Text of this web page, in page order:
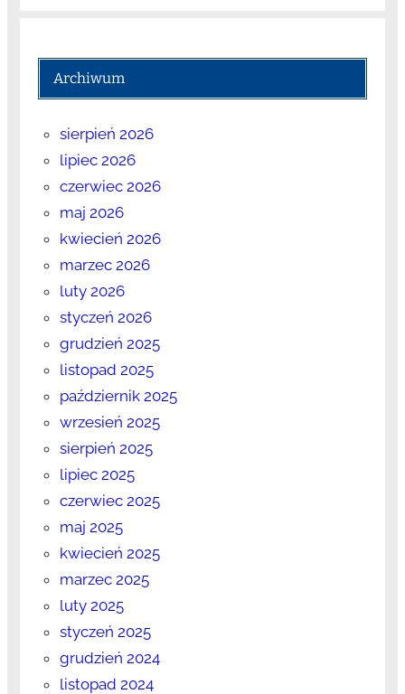
Archiwum
sierpień 2026
lipiec 2026
czerwiec 2026
maj 2026
kwiecień 2026
marzec 2026
luty 2026
styczeń 2026
grudzień 2025
listopad 2025
październik 2025
wrzesień 2025
sierpień 2025
lipiec 2025
czerwiec 2025
maj 2025
kwiecień 2025
marzec 2025
luty 2025
styczeń 2025
grudzień 2024
listopad 2024